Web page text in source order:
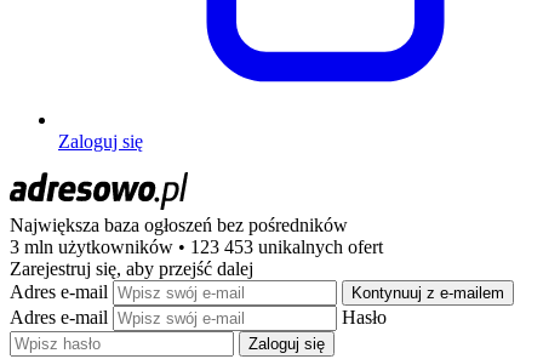
Zaloguj się
Największa baza ogłoszeń bez pośredników
3 mln użytkowników • 123 453 unikalnych ofert
Zarejestruj się, aby przejść dalej
Adres e-mail
Kontynuuj z e-mailem
Adres e-mail Hasło
Zaloguj się